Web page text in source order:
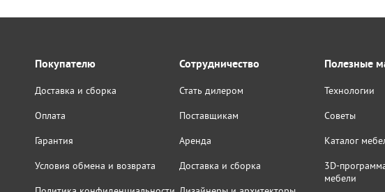
Покупателю
Доставка и сборка
Оплата
Гарантия
Условия обмена и возврата
Сотрудничество
Стать дилером
Поставщикам
Аренда
Доставка и сборка
Полезные
Технологии
Советы
Каталог
3D-
мебели